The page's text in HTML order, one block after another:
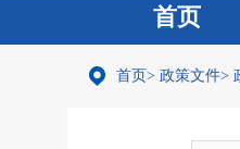
首页
首页> 政策文件>